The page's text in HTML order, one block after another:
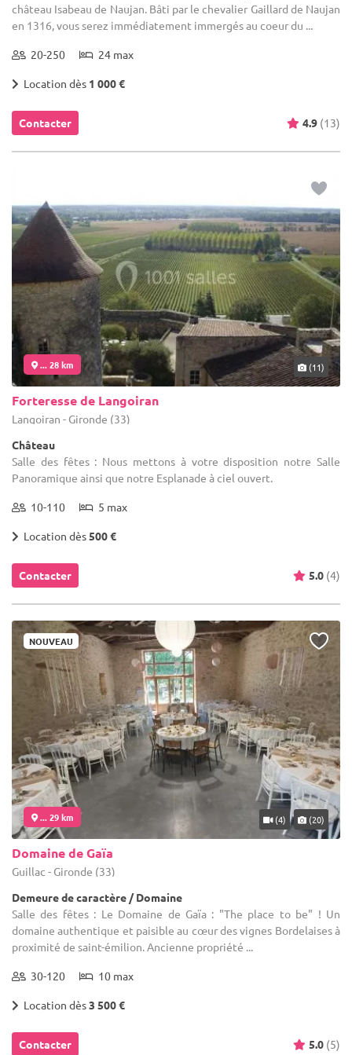
château Isabeau de Naujan. Bâti par le chevalier Gaillard de Naujan
en 1316, vous serez immédiatement immergés au coeur du ...
20-250 24 max
Location dès 1 000 €
Contacter 4.9 (13)
... 28 km (11)
Forteresse de Langoiran
Langoiran - Gironde (33)
Château
Salle des fêtes : Nous mettons à votre disposition notre Salle
Panoramique ainsi que notre Esplanade à ciel ouvert.
10-110 5 max
Location dès500 €
Contacter 5.0 (4)
NOUVEAU
... 29 km (4) (20)
Domaine de Gaïa
Guillac - Gironde (33)
Demeure de caractère / Domaine
Salle des fêtes : Le Domaine de Gaïa : "The place to be" ! Un
domaine authentique et paisible au cœur des vignes Bordelaises à
proximité de saint-émilion. Ancienne propriété ...
30-120 10 max
Location dès3 500 €
Contacter 5.0 (5)